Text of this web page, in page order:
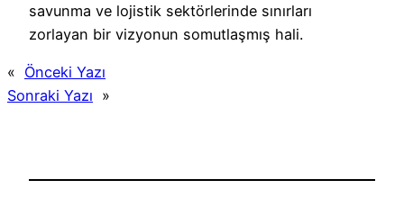
savunma ve lojistik sektörlerinde sınırları
zorlayan bir vizyonun somutlaşmış hali.
« Önceki Yazı
Sonraki Yazı »